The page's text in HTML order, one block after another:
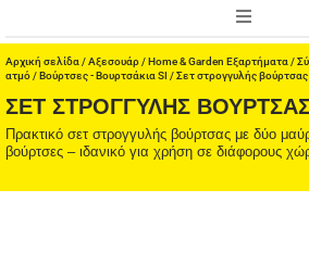
ONLINE SHOP
HOME & GARDEN
PROFESSIONAL
Αρχική σελίδα /Αξεσουάρ/Home & Garden Εξαρτήματα /
ατμό/Βούρτσες - Βουρτσάκια SI / Σετ στρογγυλής βούρτσας
ΣΕΤ ΣΤΡΟΓΓΥΛΉΣ
Πρακτικό σετ στρογγυλής βούρτσας με δύο
βούρτσες – ιδανικό για χρήση σε διάφορους